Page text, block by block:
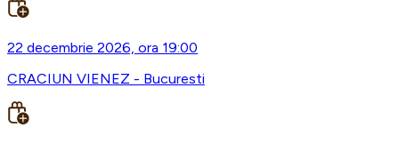
22 decembrie 2026, ora 19:00
CRACIUN VIENEZ - Bucuresti